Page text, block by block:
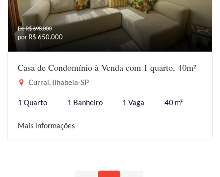
De R$ 698.000
por R$ 650.000
Casa de Condomínio à Venda com 1 quarto, 40m²
Curral, Ilhabela-SP
1 Quarto 1 Banheiro 1 Vaga 40 m²
Mais informações